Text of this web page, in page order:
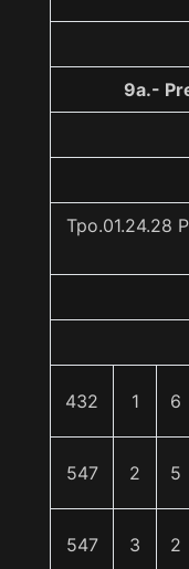
9a.-
Tpo.01.24.28
432 1 6
547 2 5
547 3 2